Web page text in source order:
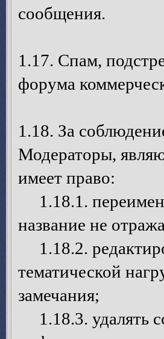
сообщения.
1.17. Спам,
форума
1.18. За
Модераторы,
имеет право:
1.18.1.
название не
1.18.2.
тематической
замечания;
1.18.3. удалять